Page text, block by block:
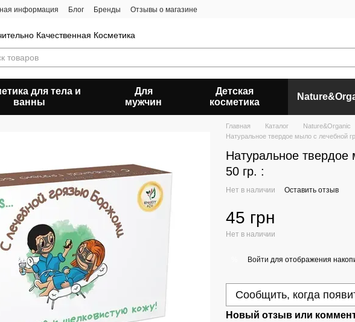
информация Блог Бренды Отзывы о магазине
Качественная Косметика
для тела и
ванны
Для
мужчин
Детская
косметика
Главная Каталог Nature&Organic
Натуральное твердое мыло c лечебной
Натуральное
50 гр. :
Нет в наличии Оставить отзыв
45 грн
Нет в наличии
Войти для отображения
Сообщить, когда
Новый отзыв или